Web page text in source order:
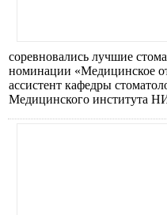
соревновались лучшие
номинации «Медицинское
ассистент кафедры
Медицинского института